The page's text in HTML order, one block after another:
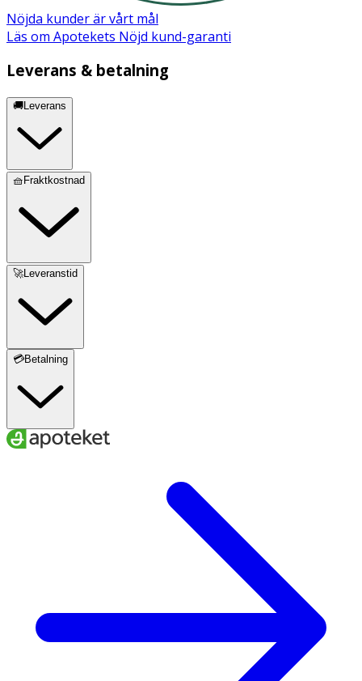
Nöjda kunder är vårt mål
Läs om Apotekets Nöjd kund-garanti
Leverans & betalning
🚚Leverans
🧺Fraktkostnad
🚀Leveranstid
💳Betalning